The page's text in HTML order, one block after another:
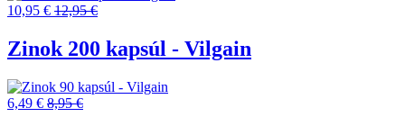
10,95 € 12,95 €
Zinok 200 kapsúl - Vilgain
6,49 € 8,95 €